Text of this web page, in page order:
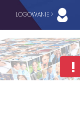
LOGOWANIE >